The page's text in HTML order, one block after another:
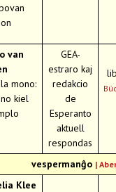
van
mono:
kiel
GEA-
estraro kaj
redakcio
de
Esperanto
aktuell
respondas
vespermanĝo |
Klee